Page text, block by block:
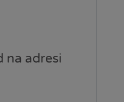
na adresi